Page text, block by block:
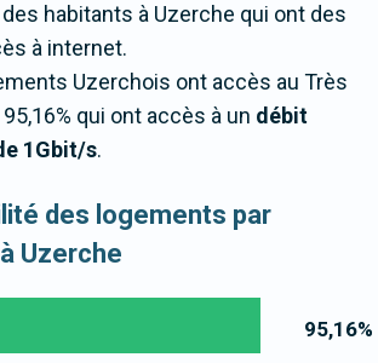
des habitants à Uzerche qui ont des
à internet.
Uzerchois ont accès au Très
qui ont accès à un débit
1Gbit/s.
des logements par
Uzerche
95,16%